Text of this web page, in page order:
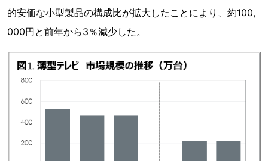
的安価な小型製品の構成比が拡大したことにより、約100,
000円と前年から3％減少した。